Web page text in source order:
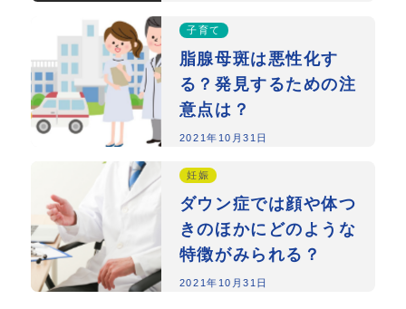
子育て
脂腺母斑は悪性化す
る？発見するための注
意点は？
2021年10月31日
妊娠
ダウン症では顔や体つ
きのほかにどのような
特徴がみられる？
2021年10月31日